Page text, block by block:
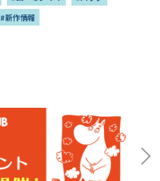
#新作情報